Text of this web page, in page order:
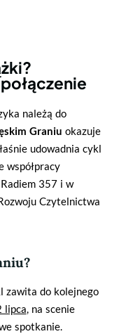
należą do
Graniu okazuje
udowadnia cykl
współpracy
357 i w
Czytelnictwa
zawita do kolejnego
lipca, na scenie
spotkanie.